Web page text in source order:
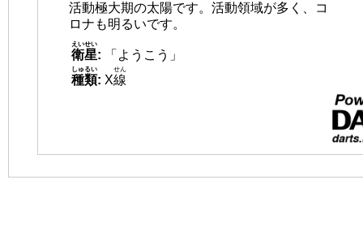
活動極大期の太陽です。活動領域が多く、コ
ロナも明るいです。
衛星
えいせい
:
「ようこう」
種類
しゅるい
: X線
せん